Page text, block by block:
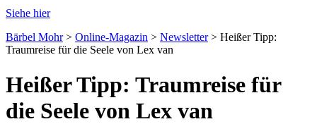
Siehe hier
Bärbel Mohr> Online-Magazin > Newsletter> Heißer Tipp:
Traumreise für die Seele von Lex van
Heißer Tipp: Traumreise für
die Seele von Lex van